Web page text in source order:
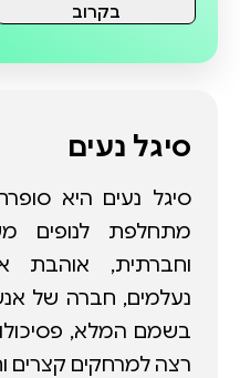
בקרוב
סיגל נעים
סיגל נעים היא
מתחלפת לנופים
וחברתית, אוהבת
נעלמים, חברה של
בשמם המלא,
רצה למרחקים קצרים